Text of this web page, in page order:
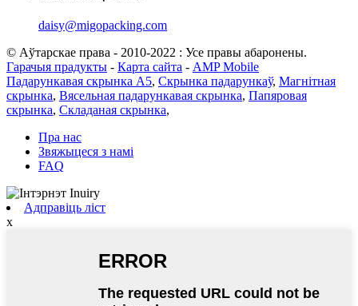
daisy@migopacking.com
© Аўтарскае права - 2010-2022 : Усе правы абаронены.
Гарачыя прадукты - Карта сайта - AMP Mobile
Падарункавая скрынка А5, Скрынка падарункаў, Магнітная
скрынка, Вясельная падарункавая скрынка, Папяровая
скрынка, Складаная скрынка,
Пра нас
Звяжыцеся з намі
FAQ
Адправіць ліст
x